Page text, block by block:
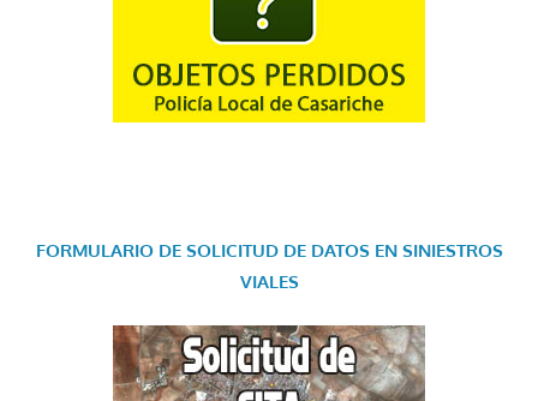
FORMULARIO DE SOLICITUD DE DATOS EN SINIESTROS
VIALES